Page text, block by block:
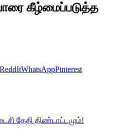
கீழ்மைப்படுத்த
ReddItWhatsAppPinterest
தேதி திண்டாட்டமும்!